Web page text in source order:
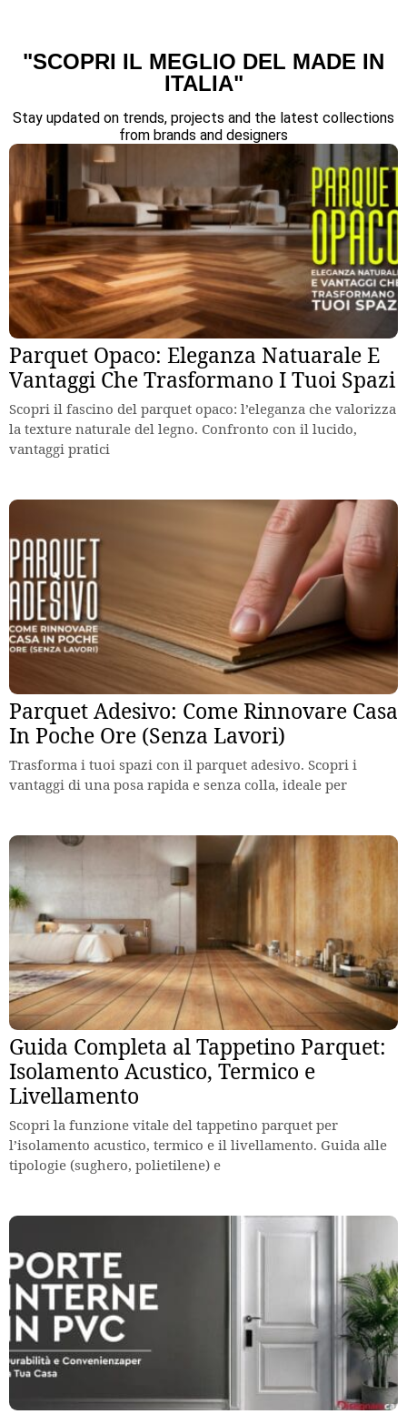
"SCOPRI IL MEGLIO DEL MADE IN
ITALIA"
Stay updated on trends, projects and the latest collections
from brands and designers
Parquet Opaco: Eleganza Natuarale E
Vantaggi Che Trasformano I Tuoi Spazi
Scopri il fascino del parquet opaco: l’eleganza che valorizza
la texture naturale del legno. Confronto con il lucido,
vantaggi pratici
Parquet Adesivo: Come Rinnovare Casa
In Poche Ore (Senza Lavori)
Trasforma i tuoi spazi con il parquet adesivo. Scopri i
vantaggi di una posa rapida e senza colla, ideale per
Guida Completa al Tappetino Parquet:
Isolamento Acustico, Termico e
Livellamento
Scopri la funzione vitale del tappetino parquet per
l’isolamento acustico, termico e il livellamento. Guida alle
tipologie (sughero, polietilene) e